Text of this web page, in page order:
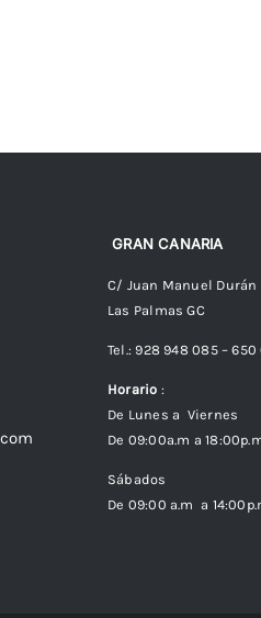
GRAN CANARIA
C/ Juan Manuel Durán
Las Palmas GC
Tel.: 928 948 085 – 650
Horario :
De Lunes a Viernes
De 09:00a.m a
Sábados
De 09:00 a.m a